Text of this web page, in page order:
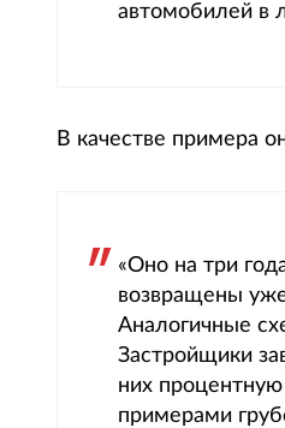
автомобилей в
В качестве примера
«Оно на три
возвращены
Аналогичные
Застройщики
них
примерами